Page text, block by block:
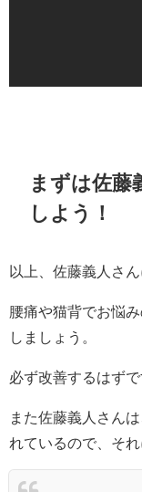
まずは佐藤
しよう！
以上、佐藤義人さ
腰痛や猫背でお悩
しましょう。
必ず改善するはずで
また佐藤義人さん
れているので、そ